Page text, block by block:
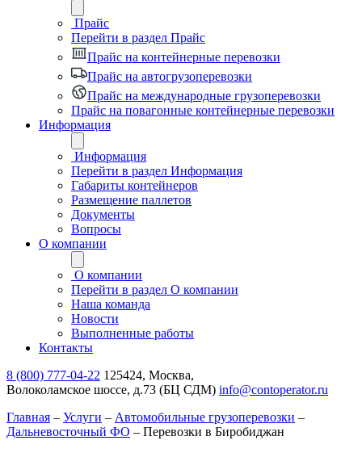
Прайс
Перейти в раздел Прайс
Прайс на контейнерные перевозки
Прайс на автогрузоперевозки
Прайс на международные грузоперевозки
Прайс на повагонные контейнерные перевозки
Информация
Информация
Перейти в раздел Информация
Габариты контейнеров
Размещение паллетов
Документы
Вопросы
О компании
О компании
Перейти в раздел О компании
Наша команда
Новости
Выполненные работы
Контакты
8 (800) 777-04-22 125424, Москва,
Волоколамское шоссе, д.73 (БЦ СДМ) info@contoperator.ru
Главная – Услуги – Автомобильные грузоперевозки –
Дальневосточный ФО – Перевозки в Биробиджан